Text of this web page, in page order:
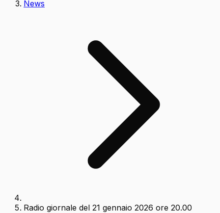
News
Radio giornale del 21 gennaio 2026 ore 20.00